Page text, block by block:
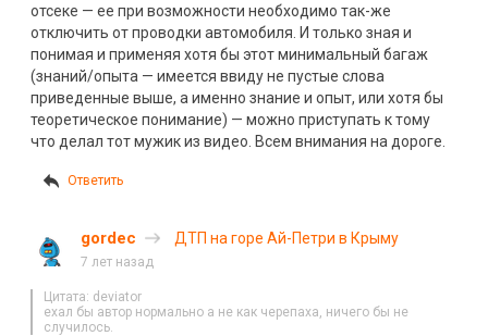
отсеке — ее при возможности необходимо так-же
отключить от проводки автомобиля. И только зная и
понимая и применяя хотя бы этот минимальный багаж
(знаний/опыта — имеется ввиду не пустые слова
приведенные выше, а именно знание и опыт, или хотя бы
теоретическое понимание) — можно приступать к тому
что делал тот мужик из видео. Всем внимания на дороге.
Ответить
gordec ДТП на горе Ай-Петри в Крыму
7 лет назад
Цитата: deviator
ехал бы автор нормально а не как черепаха, ничего бы не
случилось.